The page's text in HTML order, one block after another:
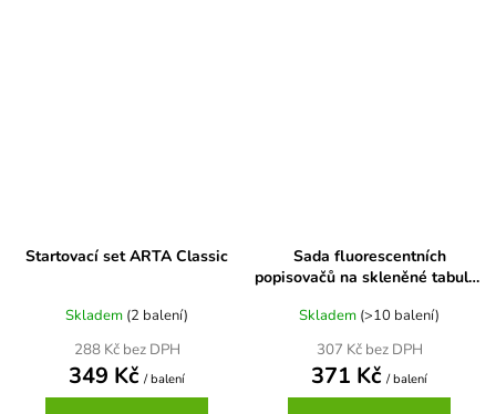
Startovací set ARTA Classic
Skladem (2 balení)
288 Kč bez DPH
349 Kč / balení
Sada fluorescentních
popisovačů na skleněné tabule-
Skladem (>10 balení)
307 Kč bez DPH
371 Kč / balení